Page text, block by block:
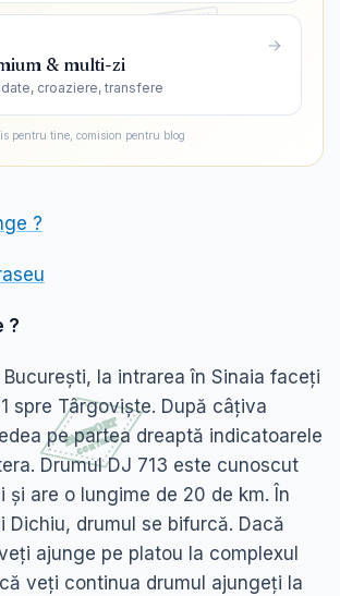
& multi-zi
croaziere, transfere
pentru tine, comision pentru blog
?
?
la intrarea în Sinaia faceți
spre Târgoviște. După câțiva
pe partea dreaptă indicatoarele
Drumul DJ 713 este cunoscut
și are o lungime de 20 de km. În
Dichiu, drumul se bifurcă. Dacă
ajunge pe platou la complexul
veți continua drumul ajungeți la